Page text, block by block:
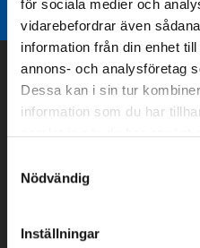
för sociala medier och
vidarebefordrar även
information från din enhet
annons- och analysföretag
Dessa kan i sin tur
information som du har
samlat in när du har använt
Nödvändig
Inställningar
Om oss